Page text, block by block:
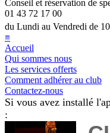
Conseil et réservation de
01 43 72 17 00
du Lundi au Vendredi de
≡
Accueil
Qui sommes nous
Les services offerts
Comment adhérer au club
Contactez-nous
Si vous avez installé
: